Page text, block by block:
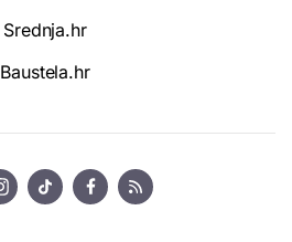
Srednja.hr
Baustela.hr